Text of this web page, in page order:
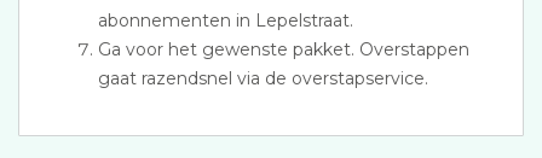
abonnementen in Lepelstraat.
Ga voor het gewenste pakket. Overstappen
gaat razendsnel via de overstapservice.